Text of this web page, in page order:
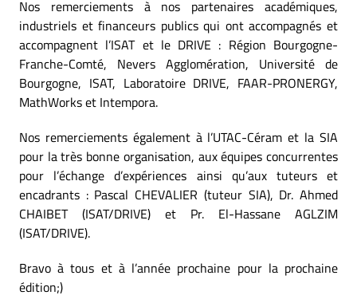
Nos remerciements à nos partenaires académiques,
industriels et financeurs publics qui ont accompagnés et
accompagnent l’ISAT et le DRIVE : Région Bourgogne-
Franche-Comté, Nevers Agglomération, Université de
Bourgogne, ISAT, Laboratoire DRIVE, FAAR-PRONERGY,
MathWorks et Intempora.
Nos remerciements également à l’UTAC-Céram et la SIA
pour la très bonne organisation, aux équipes concurrentes
pour l’échange d’expériences ainsi qu’aux tuteurs et
encadrants : Pascal CHEVALIER (tuteur SIA), Dr. Ahmed
CHAIBET (ISAT/DRIVE) et Pr. El-Hassane AGLZIM
(ISAT/DRIVE).
Bravo à tous et à l’année prochaine pour la prochaine
édition;)